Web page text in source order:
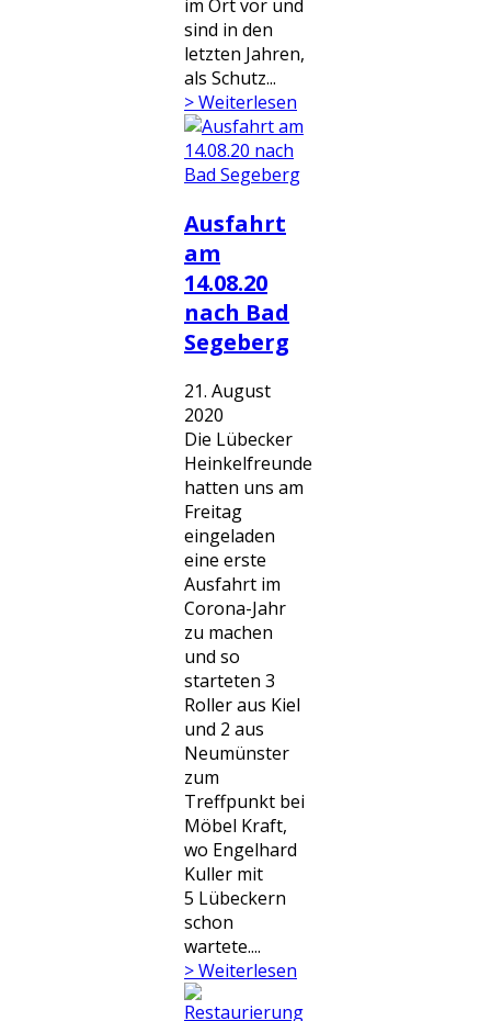
im Ort vor und
sind in den
letzten Jahren,
als Schutz...
> Weiterlesen
Ausfahrt
am
14.08.20
nach Bad
Segeberg
21. August
2020
Die Lübecker
Heinkelfreunde
hatten uns am
Freitag
eingeladen
eine erste
Ausfahrt im
Corona-Jahr
zu machen
und so
starteten 3
Roller aus Kiel
und 2 aus
Neumünster
zum
Treffpunkt bei
Möbel Kraft,
wo Engelhard
Kuller mit
5 Lübeckern
schon
wartete....
> Weiterlesen